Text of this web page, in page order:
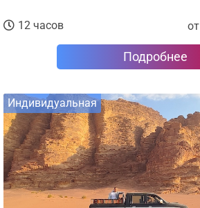
12 часов от
Подробнее
Индивидуальная